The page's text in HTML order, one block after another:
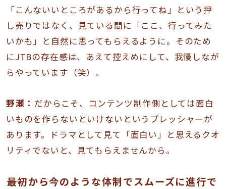
「こんないいところがあるから行ってね」という押
し売りではなく、見ている間に「ここ、行ってみた
いかも」と自然に思ってもらえるように。そのため
にJTBの存在感は、あえて控えめにして、我慢しなが
らやっています（笑）。
野瀬： だからこそ、コンテンツ制作側としては面白
いものを作らないといけないというプレッシャーが
あります。ドラマとして見て「面白い」と思えるクオ
リティでないと、見てもらえませんから。
――最初から今のような体制でスムーズに進行で